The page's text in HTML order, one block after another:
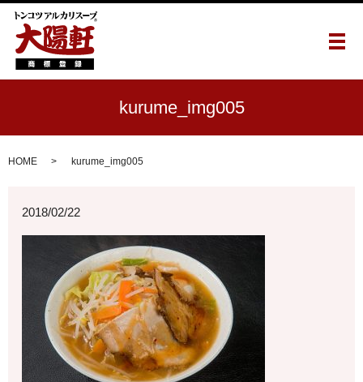
メ
kurume_img005
HOME kurume_img005
2018/02/22